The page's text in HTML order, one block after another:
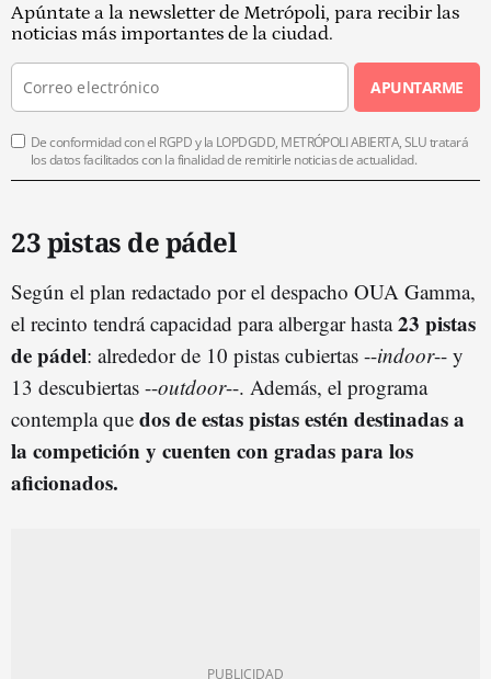
Apúntate a la newsletter de Metrópoli, para recibir las
noticias más importantes de la ciudad.
APUNTARME
De conformidad con el RGPD y la LOPDGDD, METRÓPOLI ABIERTA, SLU tratará
los datos facilitados con la finalidad de remitirle noticias de actualidad.
23 pistas de pádel
Según el plan redactado por el despacho OUA Gamma,
el recinto tendrá capacidad para albergar hasta23 pistas
de pádel: alrededor de 10 pistas cubiertas --indoor-- y
13 descubiertas --outdoor--. Además, el programa
contempla que dos de estas pistas estén destinadas a
la competición y cuenten con gradas para los
aficionados.